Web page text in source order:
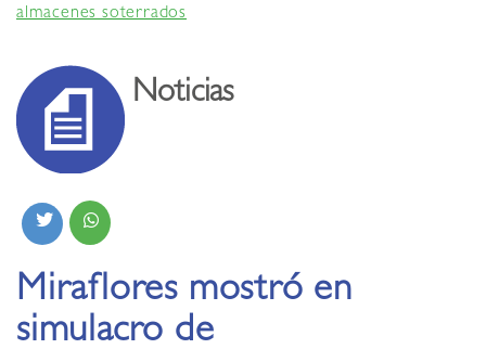
almacenes soterrados
Noticias
Miraflores mostró en
simulacro de